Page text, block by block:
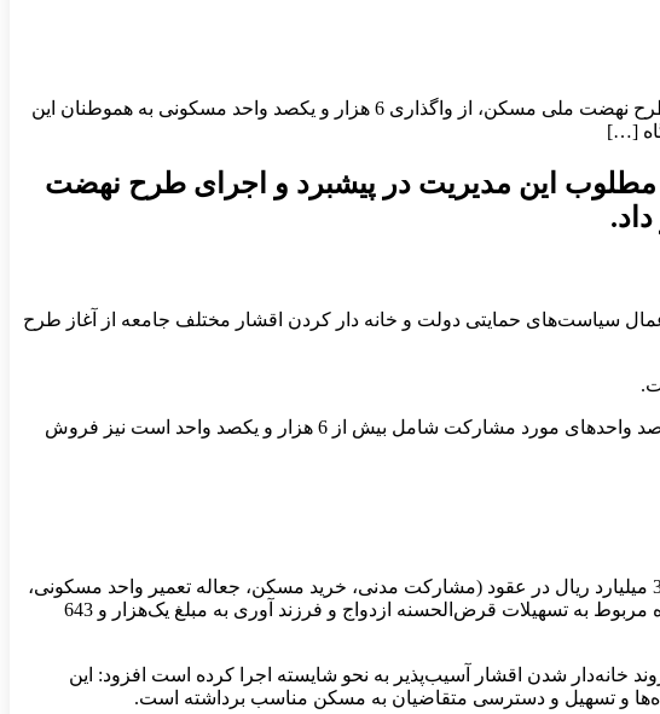
«ناصر علیشاهی» مدیر شعب بانک مسکن استان خراسان جنوبی با تشریح عملکرد مطلوب این مدیریت در پیشبرد و اجرای طرح نهضت ملی مسکن، از واگذاری 6 هزار و یکصد واحد مسکونی به هموطنان این
این مدیریت در پیشبرد و اجرای طرح نهضت
سیاست‌های حمایتی دولت و خانه دار کردن اقشار مختلف جامعه از آغاز طرح
علیشاهی تصریح کرد: تاکنون 94 درصد از کل میزان تسهیلات منعقد شده، به مبلغ 37 هزار میلیارد ریال پرداخت شده و 74 درصد واحدهای مورد مشارکت شامل بیش از 6 هزار و یکصد واحد است نیز فروش
وی گفت: شعب بانک مسکن استان از ابتدای سال تا پایان دی‌ماه، مجموعاً 3 هزار و 411 فقره تسهیلات به ارزش 8 هزار و 379 میلیارد ریال در عقود (مشارکت مدنی، خرید مسکن، جعاله تعمیر واحد مسکونی،
مرابحه، مضاربه، سرمایه در گردش، اموال سرمایه‌ای، تسهیلات قرض‌الحسنه) پرداخت کرده است که از این میزان 908 فقره مربوط به تسهیلات قرض‌الحسنه ازدواج و فرزند آوری به مبلغ یک‌هزار و 643
خانه‌دار شدن اقشار آسیب‌پذیر به نحو شایسته اجرا کرده است افزود: این
و تسهیل و دسترسی متقاضیان به مسکن مناسب برداشته است.